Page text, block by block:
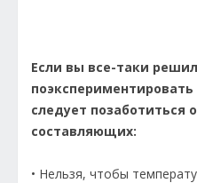
Если вы все-таки
следует позаботиться
составляющих:
• Нельзя, чтобы